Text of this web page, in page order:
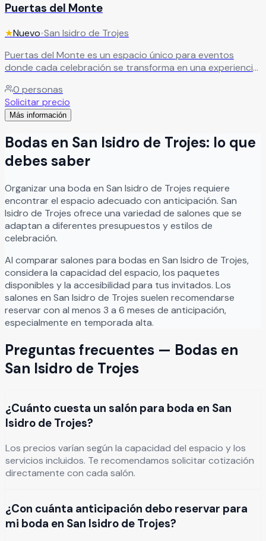
Puertas del Monte
★Nuevo•San Isidro de Trojes
Puertas del Monte es un espacio único para eventos
donde cada celebración se transforma en una experiencia
Su ambiente elegante y acogedor crea el escenario
perfecto para bodas, XV años, aniversarios, graduaciones,
reuniones familiares y eventos sociales, permitiendo
memorables que permanecen para siempre.Leer más
0 personas
Solicitar precio
Más información
Bodas en San Isidro de Trojes: lo que
debes saber
Organizaruna boda en San Isidro de Trojes requiere
encontrar el espacio adecuado con anticipación. San
Isidro de Trojes ofrece una variedad de salones que se
adaptan a diferentes presupuestos y estilos de
celebración.
Al comparar salones para bodas en San Isidro de Trojes,
considera la capacidad del espacio, los paquetes
disponibles y la accesibilidad para tus invitados. Los
salones en San Isidro de Trojes suelen recomendarse
reservar con al menos 3 a 6 meses de anticipación,
especialmente en temporada alta.
Preguntas frecuentes — Bodas en
San Isidro de Trojes
¿Cuánto cuesta un salón para boda en San
Isidro de Trojes?
Los precios varían según la capacidad del espacio y los
servicios incluidos. Te recomendamos solicitar cotización
directamente con cada salón.
¿Con cuánta anticipación debo reservar para
mi boda en San Isidro de Trojes?